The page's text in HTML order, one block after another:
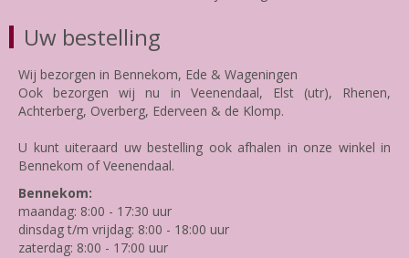
Uw bestelling
Wij bezorgen in Bennekom, Ede & Wageningen
Ook bezorgen wij nu in Veenendaal, Elst (utr), Rhenen,
Achterberg, Overberg, Ederveen & de Klomp.
U kunt uiteraard uw bestelling ook afhalen in onze winkel in
Bennekom of Veenendaal.
Bennekom:
maandag: 8:00 - 17:30 uur
dinsdag t/m vrijdag: 8:00 - 18:00 uur
zaterdag: 8:00 - 17:00 uur